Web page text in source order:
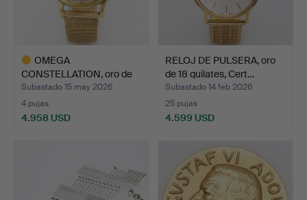
OMEGA
CONSTELLATION, oro de
18 k, "Pie-pan…
Subastado 15 may 2026
4 pujas
4.958 USD
RELOJ DE PULSERA, oro
de 18 quilates, Cert…
Subastado 14 feb 2026
25 pujas
4.599 USD